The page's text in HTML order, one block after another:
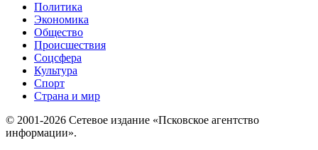
Политика
Экономика
Общество
Происшествия
Соцсфера
Культура
Спорт
Страна и мир
© 2001-2026 Сетевое издание «Псковское агентство
информации».